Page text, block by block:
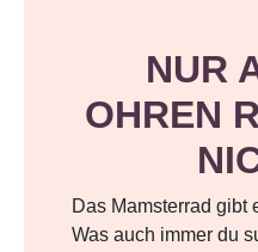
NUR
OHREN
Das Mamsterrad gibt
Was auch immer du